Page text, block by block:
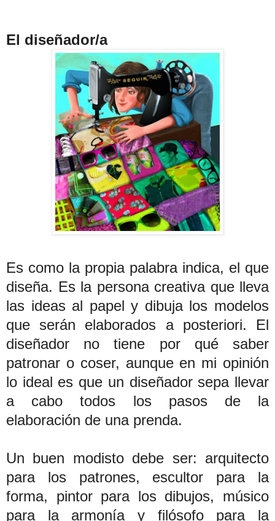
El diseñador/a
Es como la propia palabra indica, el que
diseña. Es la persona creativa que lleva
las ideas al papel y dibuja los modelos
que serán elaborados a posteriori. El
diseñador no tiene por qué saber
patronar o coser, aunque en mi opinión
lo ideal es que un diseñador sepa llevar
a cabo todos los pasos de la
elaboración de una prenda.
Un buen modisto debe ser: arquitecto
para los patrones, escultor para la
forma, pintor para los dibujos, músico
para la armonía y filósofo para la